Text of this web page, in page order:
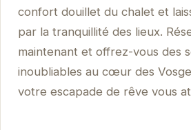
confort douillet du chalet et
par la tranquillité des lieux.
maintenant et offrez-vous des
inoubliables au cœur des
votre escapade de rêve vous